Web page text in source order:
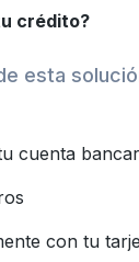
crédito?
esta
cuenta
con tu